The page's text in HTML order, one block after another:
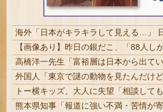
高橋洋一先生「富裕層は日本から出てい